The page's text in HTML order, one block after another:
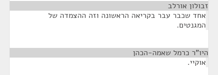
זבולון אורלב
אחד שכבר עבר בקריאה הראשונה וזה ההצמדה של
המגנטים.
היו"ר כרמל שאמה-הכהן
אוקיי.